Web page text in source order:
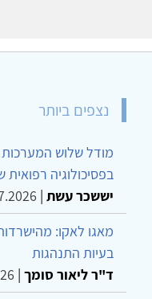
נצפים ביותר
מודל שלוש המערכות
בפסיכולוגיה רפואית
יששכר עשת |
מאגו לאקו:
בעיות התנהגות
ד"ר ליאור סומך |